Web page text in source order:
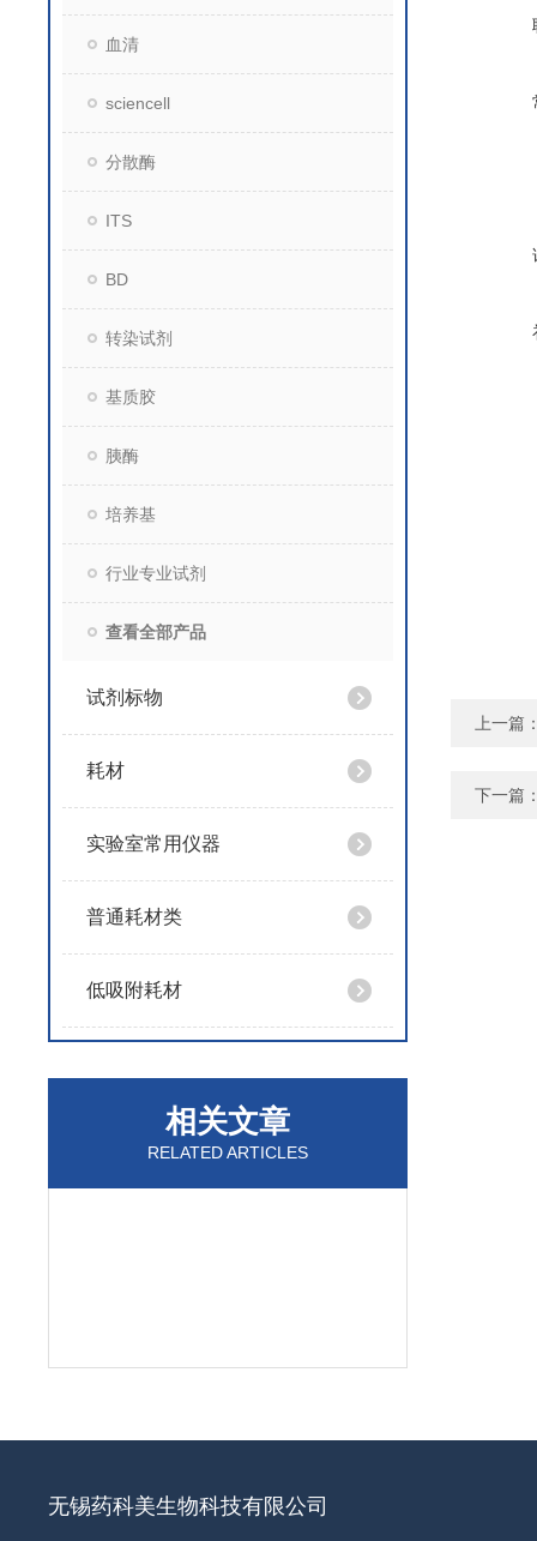
血清
sciencell
分散酶
ITS
BD
转染试剂
基质胶
胰酶
培养基
行业专业试剂
查看全部产品
试剂标物
耗材
实验室常用仪器
普通耗材类
低吸附耗材
相关文章
RELATED ARTICLES
上一篇
下一篇
无锡药科美生物科技有限公司